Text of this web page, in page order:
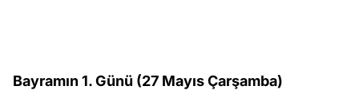
Bayramın 1. Günü (27 Mayıs Çarşamba)